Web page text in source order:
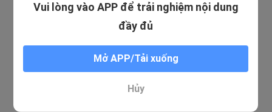
Vui lòng vào APP để trải nghiệm nội dung
đầy đủ
Mở APP/Tải xuống
Hủy